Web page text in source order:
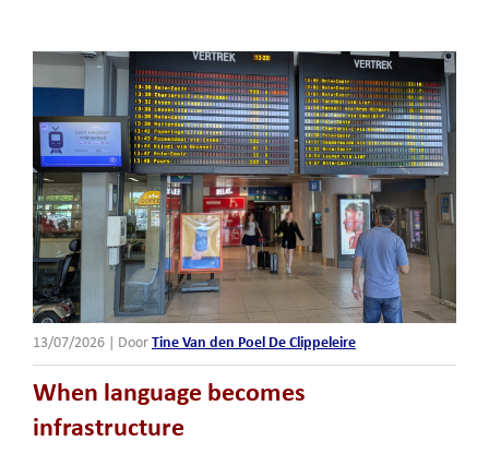
13/07/2026 Door Tine Van den Poel De Clippeleire
When language becomes
infrastructure